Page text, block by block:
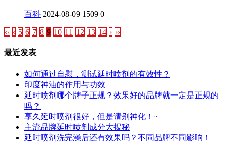
百科 2024-08-09 1509 0
‹‹ ‹ 5 6 7 8 9 10 11 12 13 14 › ››
最近发表
如何通过自慰，测试延时喷剂的有效性？
印度神油的作用与功效
延时喷剂哪个牌子正规？效果好的品牌就一定是正规的
吗？
享久延时喷剂很好，但是请别神化！~
主流品牌延时喷剂成分大揭秘
延时喷剂洗完澡后还有效果吗？不同品牌不同影响！